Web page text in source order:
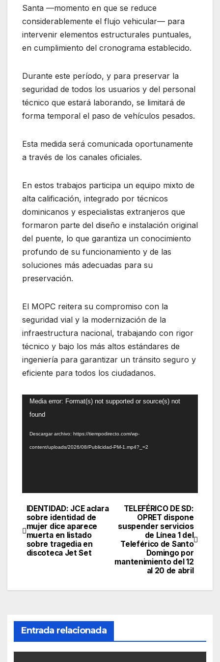
Santa —momento en que se reduce
considerablemente el flujo vehicular— para
intervenir elementos estructurales puntuales,
en cumplimiento del cronograma establecido.
Durante este período, y para preservar la
seguridad de todos los usuarios y del personal
técnico que estará laborando, se limitará de
forma temporal el paso de vehículos pesados.
Esta medida será comunicada oportunamente
a través de los canales oficiales.
En estos trabajos participa un equipo mixto de
alta calificación, integrado por técnicos
dominicanos y especialistas extranjeros que
formaron parte del diseño e instalación original
del puente, lo que garantiza un conocimiento
profundo de su funcionamiento y de las
soluciones más adecuadas para su
preservación.
El MOPC reitera su compromiso con la
seguridad vial y la modernización de la
infraestructura nacional, trabajando con rigor
técnico y bajo los más altos estándares de
ingeniería para garantizar un tránsito seguro y
eficiente para todos los ciudadanos.
Reproductor
de
Media error: Format(s) not supported or source(s) not
found
Descargar archivo: https://tiempodirecto.com/wp-
content/uploads/2026/08/Publicidad-PM-1.mp4?_=2
Navegación
de
entradas
TELEFÉRICO DE SD:
OPRET dispone
suspender servicios
de Línea 1 del
Teleférico de Santo
Domingo por
mantenimiento del 12
al 20 de abril
IDENTIDAD: JCE aclara
sobre identidad de
mujer dice aparece
muerta en listado
sobre tragedia en
discoteca Jet Set
Entrada relacionada